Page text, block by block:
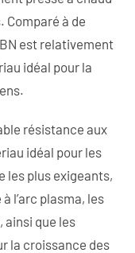
Comparé à de
est relativement
idéal pour la
résistance aux
idéal pour les
les plus exigeants,
l’arc plasma, les
ainsi que les
la croissance des